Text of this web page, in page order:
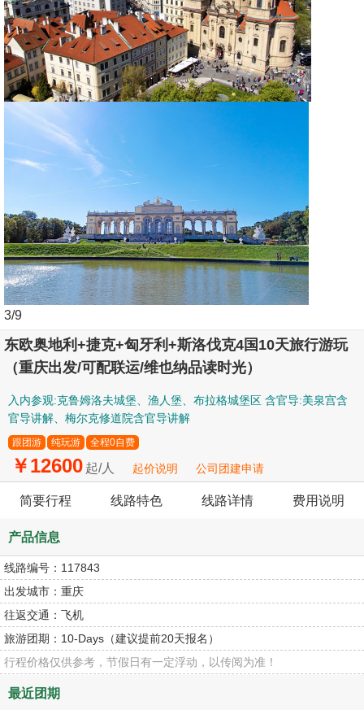
3/9
东欧奥地利+捷克+匈牙利+斯洛伐克4国10天旅行游玩
（重庆出发/可配联运/维也纳品读时光）
入内参观:克鲁姆洛夫城堡、渔人堡、布拉格城堡区 含官导:美泉宫含
官导讲解、梅尔克修道院含官导讲解
跟团游 纯玩游 全程0自费
￥12600 起/人 起价说明 公司团建申请
简要行程 线路特色 线路详情 费用说明
产品信息
线路编号： 117843
出发城市： 重庆
往返交通： 飞机
旅游团期： 10-Days（建议提前20天报名）
行程价格仅供参考，节假日有一定浮动，以传阅为准！
最近团期